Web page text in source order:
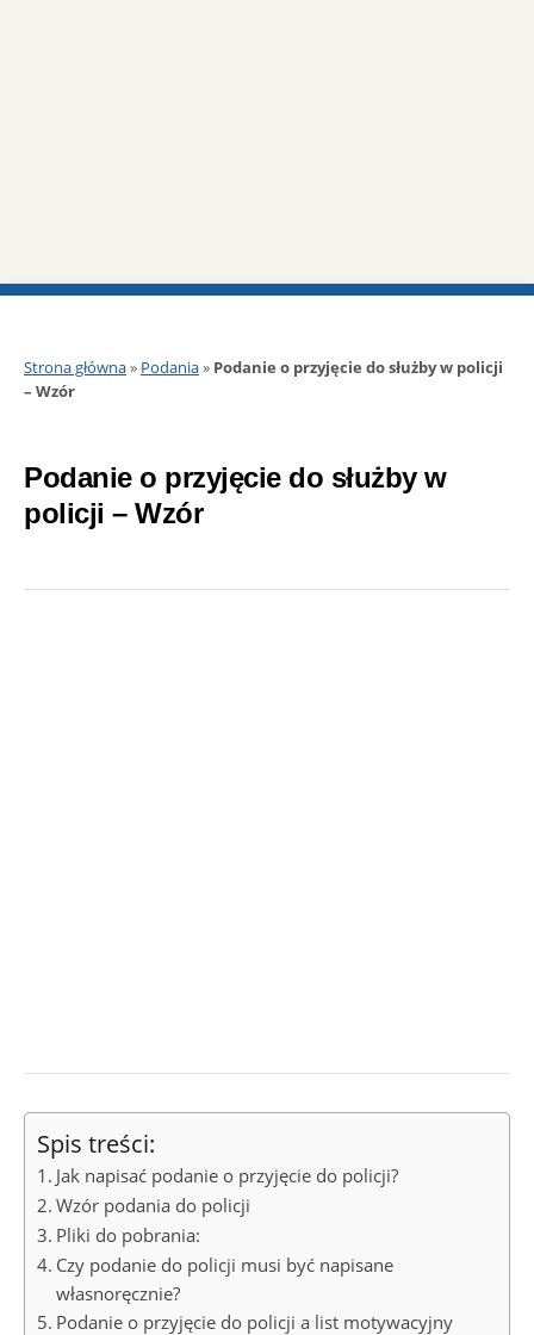
Strona główna» Podania» Podanie o przyjęcie do służby w policji
– Wzór
Podanie o przyjęcie do służby w
policji – Wzór
Spis treści:
Jak napisać podanie o przyjęcie do policji?
Wzór podania do policji
Pliki do pobrania:
Czy podanie do policji musi być napisane
własnoręcznie?
Podanie o przyjęcie do policji a list motywacyjny